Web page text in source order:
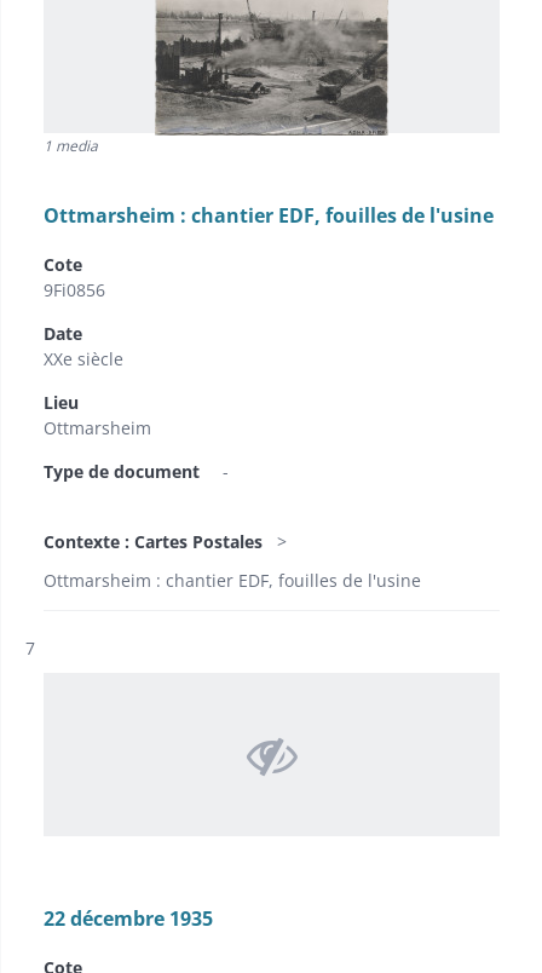
1 media
Ottmarsheim : chantier EDF, fouilles de l'usine
Cote
9Fi0856
Date
XXe siècle
Lieu
Ottmarsheim
Type de document
-
Contexte : Cartes Postales
Ottmarsheim : chantier EDF, fouilles de l'usine
Résultat n°
7
22 décembre 1935
Cote